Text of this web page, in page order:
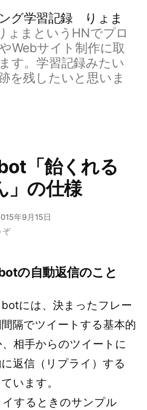
グ学習記録 りょま
ょまというHNでプロ
Webサイト制作に取
す。学習記録みたい
を残したいと思いま
「飴くれる
」の仕様
年9月15日
ぞ(Twitterbot「飴
る
じ
ん」
の
仕
様)
の自動返信のこと
には、決まったフレー
隔でツイートする基本的
相手からのツイートに
返信（リプライ）する
います。
イするときのサンプル